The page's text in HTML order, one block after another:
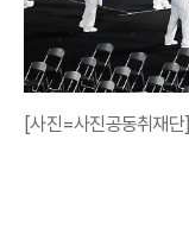
[사진=사진공동취재단]